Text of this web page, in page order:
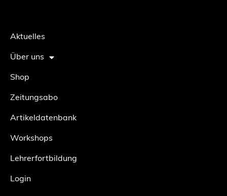
Aktuelles
Über uns
Shop
Zeitungsabo
Artikeldatenbank
Workshops
Lehrerfortbildung
Login